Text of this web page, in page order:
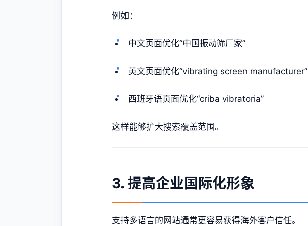
例如：
中文页面优化“中国振动筛厂家”
英文页面优化“vibrating screen manufacturer”
西班牙语页面优化“criba vibratoria”
这样能够扩大搜索覆盖范围。
3. 提高企业国际化形象
支持多语言的网站通常更容易获得海外客户信任。